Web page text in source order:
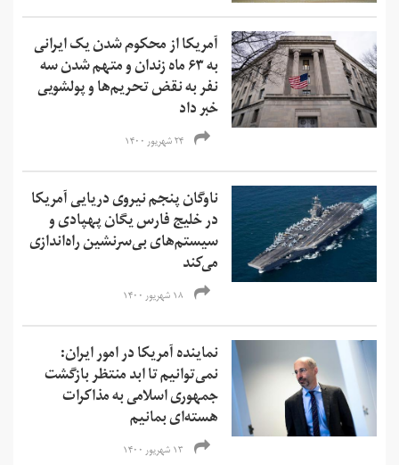
آمریکا از محکوم شدن یک ایرانی
به ۶۳ ماه زندان و متهم شدن سه
نفر به نقض تحریم‌ها و‌ پولشویی
خبر داد
۲۴ شهریور ۱۴۰۰
ناوگان پنجم نیروی دریایی آمریکا
در خلیج فارس یگان پهپادی و
سیستم‌های بی‌سرنشین راه‌اندازی
می‌کند
۱۸ شهریور ۱۴۰۰
نماینده آمریکا در امور ایران:
نمی‌‌توانیم تا ابد منتظر بازگشت
جمهوری اسلامی به مذاکرات
هسته‌ای بمانیم
۱۳ شهریور ۱۴۰۰